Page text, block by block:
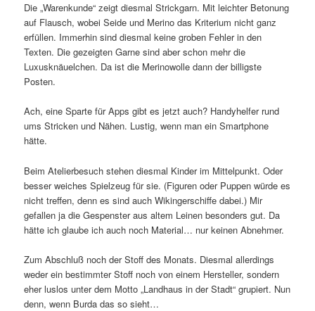
Die „Warenkunde“ zeigt diesmal Strickgarn. Mit leichter Betonung
auf Flausch, wobei Seide und Merino das Kriterium nicht ganz
erfüllen. Immerhin sind diesmal keine groben Fehler in den
Texten. Die gezeigten Garne sind aber schon mehr die
Luxusknäuelchen. Da ist die Merinowolle dann der billigste
Posten.
Ach, eine Sparte für Apps gibt es jetzt auch? Handyhelfer rund
ums Stricken und Nähen. Lustig, wenn man ein Smartphone
hätte.
Beim Atelierbesuch stehen diesmal Kinder im Mittelpunkt. Oder
besser weiches Spielzeug für sie. (Figuren oder Puppen würde es
nicht treffen, denn es sind auch Wikingerschiffe dabei.) Mir
gefallen ja die Gespenster aus altem Leinen besonders gut. Da
hätte ich glaube ich auch noch Material… nur keinen Abnehmer.
Zum Abschluß noch der Stoff des Monats. Diesmal allerdings
weder ein bestimmter Stoff noch von einem Hersteller, sondern
eher luslos unter dem Motto „Landhaus in der Stadt“ grupiert. Nun
denn, wenn Burda das so sieht…